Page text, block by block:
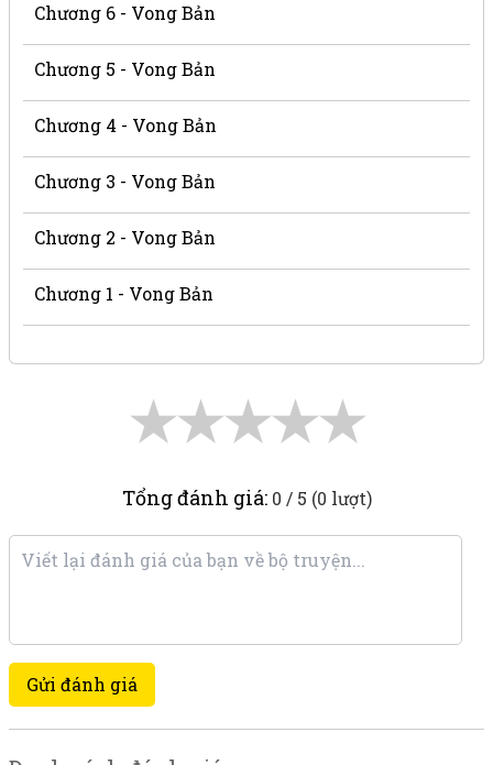
Chương 6 - Vong Bản
Chương 5 - Vong Bản
Chương 4 - Vong Bản
Chương 3 - Vong Bản
Chương 2 - Vong Bản
Chương 1 - Vong Bản
★
★
★
★
★
Tổng đánh giá: 0 / 5 (0 lượt)
Gửi đánh giá